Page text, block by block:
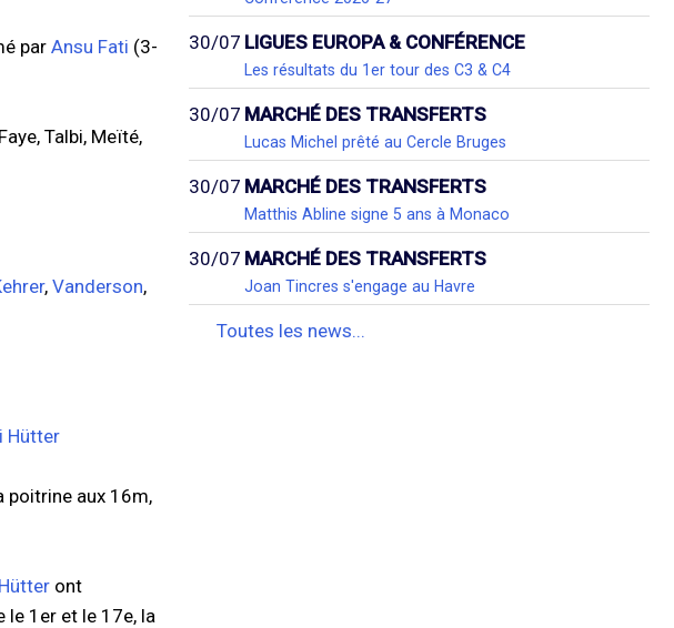
par Ansu Fati (3-
Talbi, Meïté,
, Vanderson,
Hütter
poitrine aux 16m,
ont
le 1er et le 17e, la
30/07 LIGUES EUROPA & CONFÉRENCE
Les résultats du 1er tour des C3 & C4
30/07 MARCHÉ DES TRANSFERTS
Lucas Michel prêté au Cercle Bruges
30/07 MARCHÉ DES TRANSFERTS
Matthis Abline signe 5 ans à Monaco
30/07 MARCHÉ DES TRANSFERTS
Joan Tincres s'engage au Havre
Toutes les news...